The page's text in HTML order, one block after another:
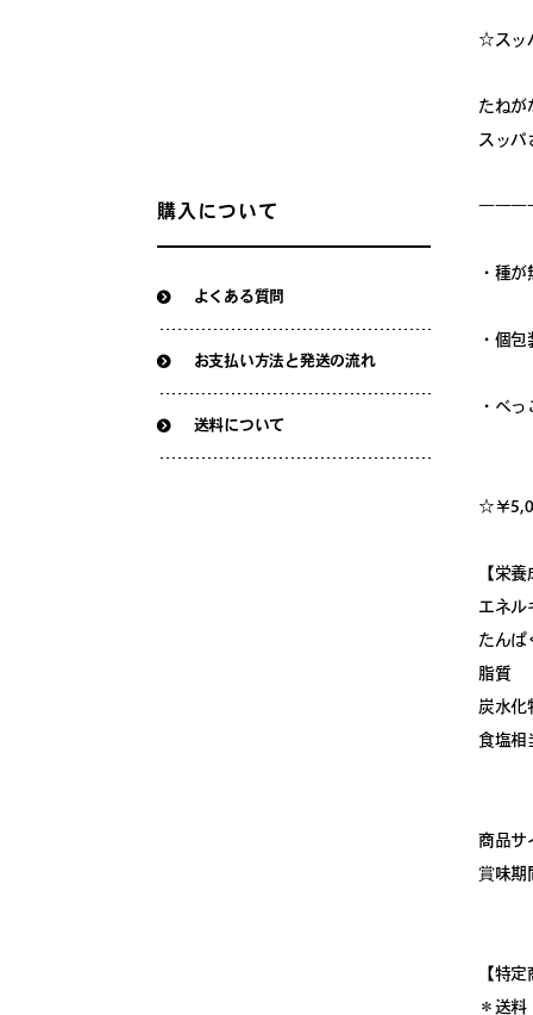
購入について
よくある質問
お支払い方法と発送の流れ
送料について
☆スッ
たねが
スッパ
・種
・個
・べ
☆￥
【栄
エネ
たん
脂
炭水
食塩
商品サ
賞味期
【特
＊送